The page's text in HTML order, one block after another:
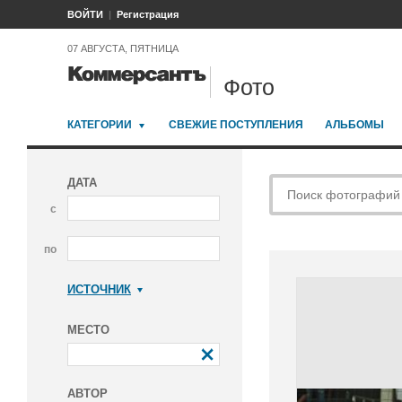
ВОЙТИ Регистрация
07 АВГУСТА, ПЯТНИЦА
Фото
КАТЕГОРИИ СВЕЖИЕ ПОСТУПЛЕНИЯ АЛЬБОМЫ
ДАТА
с
по
ИСТОЧНИК
МЕСТО
АВТОР